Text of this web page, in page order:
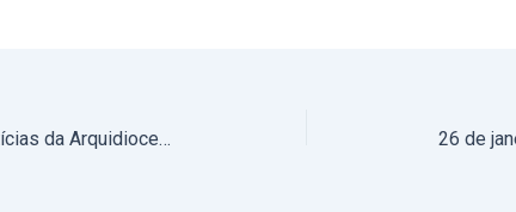
Podcast Espiga Doirada: Notícias da Arquidiocese de Évora – 25 a 31 de janeiro de 2025 (áudio)